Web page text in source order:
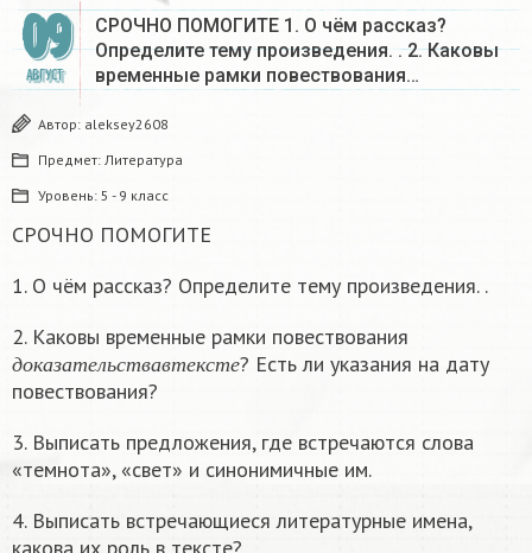
09
АВГУСТ
СРОЧНО ПОМОГИТЕ 1. О чём рассказ?
Определите тему произведения. . 2. Каковы
временные рамки повествования…
Автор: aleksey2608
Предмет: Литература
Уровень: 5 - 9 класс
СРОЧНО ПОМОГИТЕ
1. О чём рассказ? Определите тему произведения. .
2. Каковы временные рамки повествования
д о ка з а т ел ьс т в а в т е кс т е
доказательствавт ексте
? Есть ли указания на дату
повествования?
3. Выписать предложения, где встречаются слова
«темнота», «свет» и синонимичные им.
4. Выписать встречающиеся литературные имена,